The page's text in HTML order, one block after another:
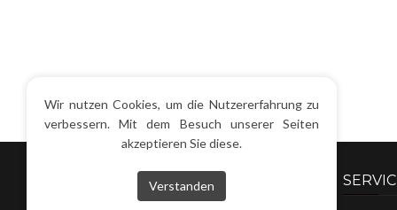
Wir nutzen Cookies, um die Nutzererfahrung zu
verbessern. Mit dem Besuch unserer Seiten
akzeptieren Sie diese.
Verstanden